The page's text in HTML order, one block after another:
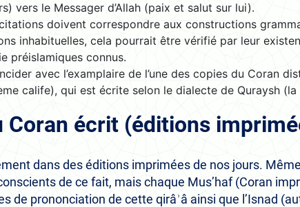
vers le Messager d’Allah (paix et salut sur lui).
doivent correspondre aux constructions
inhabituelles, cela pourrait être vérifié par leur
préislamiques connus.
avec l’examplaire de l’une des copies du Coran
calife), qui est écrite selon le dialecte de Quraysh
Coran écrit (éditions
dans des éditions imprimées de nos jours.
de ce fait, mais chaque Mus’haf (Coran
de prononciation de cette qirâʾâ ainsi que l’Isnad